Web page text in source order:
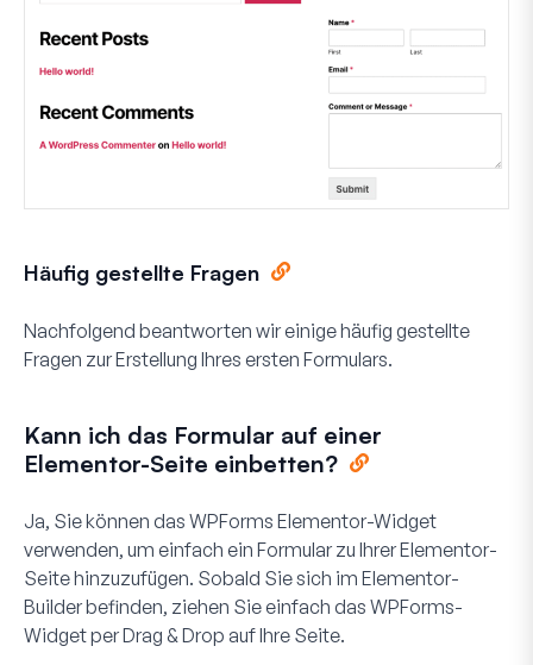
Häufig gestellte Fragen
Nachfolgend beantworten wir einige häufig gestellte
Fragen zur Erstellung Ihres ersten Formulars.
Kann ich das Formular auf einer
Elementor-Seite einbetten?
Ja, Sie können das WPForms Elementor-Widget
verwenden, um einfach ein Formular zu Ihrer Elementor-
Seite hinzuzufügen. Sobald Sie sich im Elementor-
Builder befinden, ziehen Sie einfach das WPForms-
Widget per Drag & Drop auf Ihre Seite.